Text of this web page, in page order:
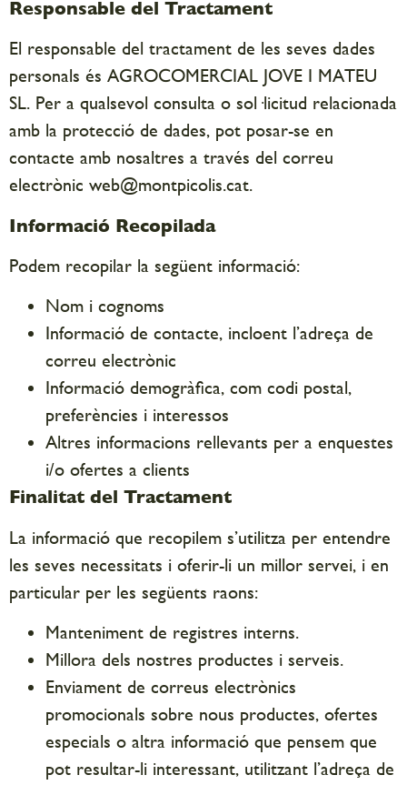
Responsable del Tractament
El responsable del tractament de les seves dades
personals és AGROCOMERCIAL JOVE I MATEU
SL. Per a qualsevol consulta o sol·licitud relacionada
amb la protecció de dades, pot posar-se en
contacte amb nosaltres a través del correu
electrònic web@montpicolis.cat.
Informació Recopilada
Podem recopilar la següent informació:
Nom i cognoms
Informació de contacte, incloent l’adreça de
correu electrònic
Informació demogràfica, com codi postal,
preferències i interessos
Altres informacions rellevants per a enquestes
i/o ofertes a clients
Finalitat del Tractament
La informació que recopilem s’utilitza per entendre
les seves necessitats i oferir-li un millor servei, i en
particular per les següents raons:
Manteniment de registres interns.
Millora dels nostres productes i serveis.
Enviament de correus electrònics
promocionals sobre nous productes, ofertes
especials o altra informació que pensem que
pot resultar-li interessant, utilitzant l’adreça de